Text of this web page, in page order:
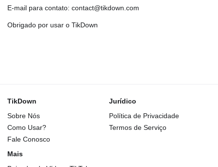
E-mail para contato: contact@tikdown.com
Obrigado por usar o TikDown
TikDown
Sobre Nós
Como Usar?
Fale Conosco
Jurídico
Política de Privacidade
Termos de Serviço
Mais